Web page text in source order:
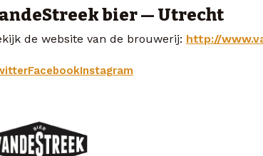
bier — Utrecht
de website van de brouwerij: http://
FacebookInstagram